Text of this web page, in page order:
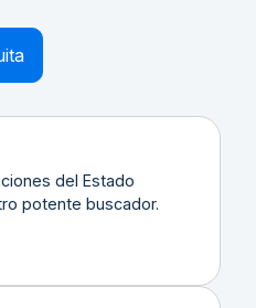
del Estado
potente buscador.